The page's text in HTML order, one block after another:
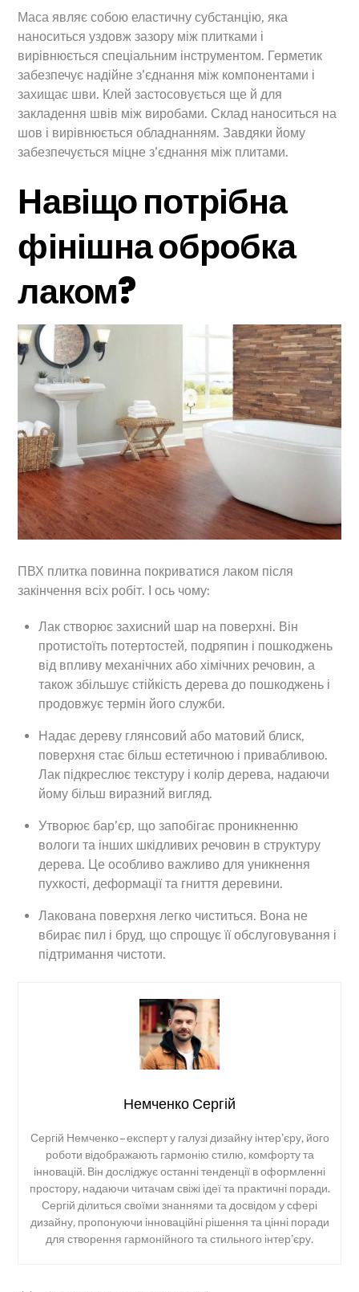
Маса являє собою еластичну субстанцію, яка
наноситься уздовж зазору між плитками і
вирівнюється спеціальним інструментом. Герметик
забезпечує надійне з’єднання між компонентами і
захищає шви. Клей застосовується ще й для
закладення швів між виробами. Склад наноситься на
шов і вирівнюється обладнанням. Завдяки йому
забезпечується міцне з’єднання між плитами.
Навіщо потрібна
фінішна обробка
лаком?
ПВХ плитка повинна покриватися лаком після
закінчення всіх робіт. І ось чому:
Лак створює захисний шар на поверхні. Він
протистоїть потертостей, подряпин і пошкоджень
від впливу механічних або хімічних речовин, а
також збільшує стійкість дерева до пошкоджень і
продовжує термін його служби.
Надає дереву глянсовий або матовий блиск,
поверхня стає більш естетичною і привабливою.
Лак підкреслює текстуру і колір дерева, надаючи
йому більш виразний вигляд.
Утворює бар’єр, що запобігає проникненню
вологи та інших шкідливих речовин в структуру
дерева. Це особливо важливо для уникнення
пухкості, деформації та гниття деревини.
Лакована поверхня легко чиститься. Вона не
вбирає пил і бруд, що спрощує її обслуговування і
підтримання чистоти.
Немченко Сергій
Сергій Немченко – експерт у галузі дизайну інтер’єру, його
роботи відображають гармонію стилю, комфорту та
інновацій. Він досліджує останні тенденції в оформленні
простору, надаючи читачам свіжі ідеї та практичні поради.
Сергій ділиться своїми знаннями та досвідом у сфері
дизайну, пропонуючи інноваційні рішення та цінні поради
для створення гармонійного та стильного інтер’єру.